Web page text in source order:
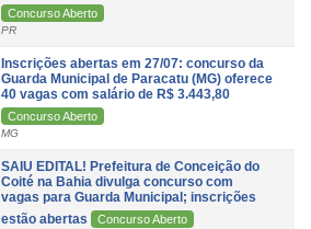
Concurso Aberto
PR
Inscrições abertas em 27/07: concurso da
Guarda Municipal de Paracatu (MG) oferece
40 vagas com salário de R$ 3.443,80
Concurso Aberto
MG
SAIU EDITAL! Prefeitura de Conceição do
Coité na Bahia divulga concurso com
vagas para Guarda Municipal; inscrições
estão abertas
Concurso Aberto